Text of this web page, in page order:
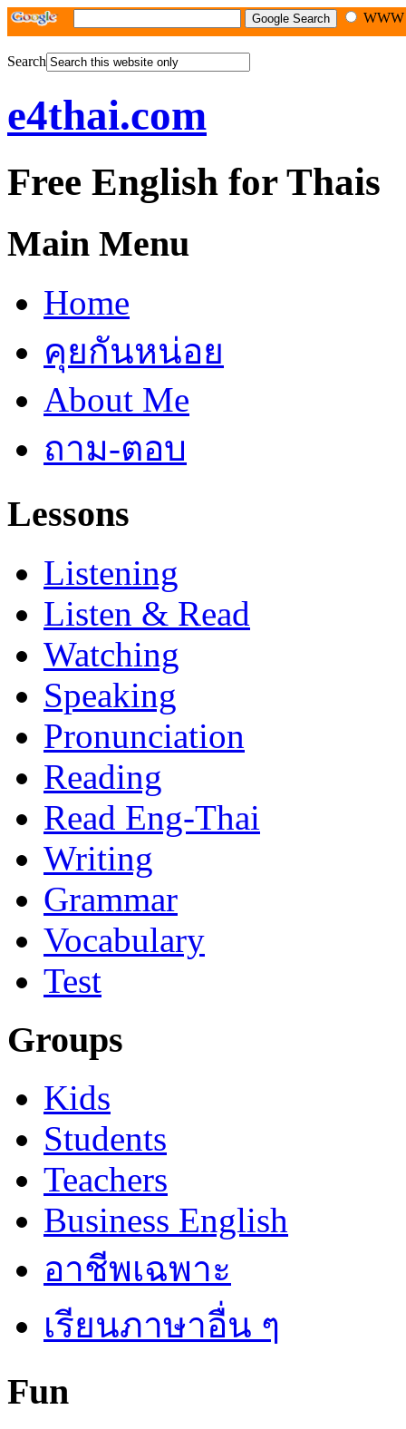
Search
e4thai.com
Free English for Thais
Main Menu
Home
คุยกันหน่อย
About Me
ถาม-ตอบ
Lessons
Listening
Listen & Read
Watching
Speaking
Pronunciation
Reading
Read Eng-Thai
Writing
Grammar
Vocabulary
Test
Groups
Kids
Students
Teachers
Business English
อาชีพเฉพาะ
เรียนภาษาอื่น ๆ
Fun